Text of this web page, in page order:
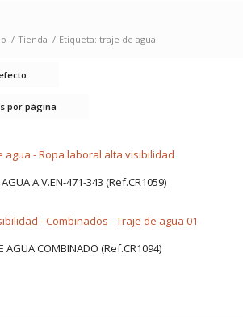
/ Tienda / Etiqueta: traje de agua
por página
AGUA A.V.EN-471-343 (Ref.CR1059)
AGUA COMBINADO (Ref.CR1094)